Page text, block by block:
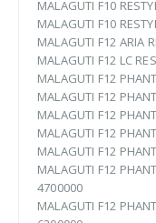
MALAGUTI F10
MALAGUTI F10
MALAGUTI F12 ARIA
MALAGUTI F12 LC
MALAGUTI F12
MALAGUTI F12
MALAGUTI F12
MALAGUTI F12
MALAGUTI F12
MALAGUTI F12
4700000
MALAGUTI F12